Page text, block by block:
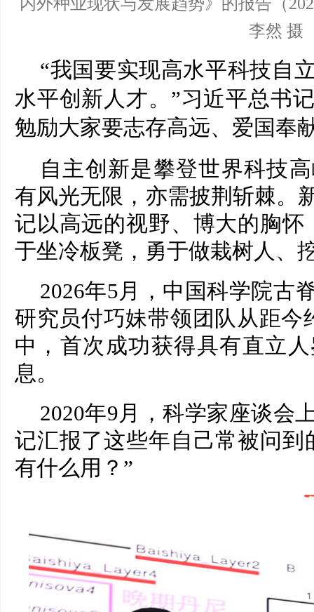
李然 摄
“我国要实现高水平科技自
水平创新人才。”习近平总书
勉励大家要志存高远、爱国奉
自主创新是攀登世界科技
有风光无限，亦需披荆斩棘。
记以高远的视野、博大的胸怀
于坐冷板凳，勇于做栽树人、
2026年5月，中国科学院古
研究员付巧妹带领团队从距今
中，首次成功获得具有直立
息。
2020年9月，科学家座谈会
记汇报了这些年自己常被问到
有什么用？”